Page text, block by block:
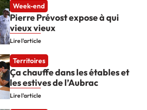
Week-end
Pierre Prévost expose à qui
vieux vieux
Lire l'article
Territoires
Ça chauffe dans les étables et
les estives de l’Aubrac
Lire l'article